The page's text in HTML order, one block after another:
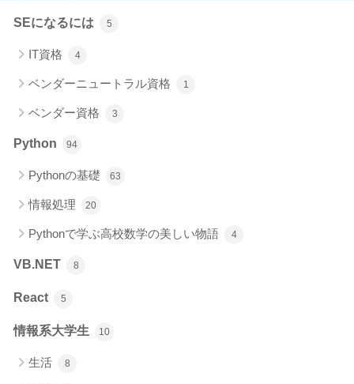
SEになるには 5
IT資格 4
ベンダーニュートラル資格 1
ベンダー資格 3
Python 94
Pythonの基礎 63
情報処理 20
Pythonで学ぶ高校数学の美しい物語 4
VB.NET 8
React 5
情報系大学生 10
生活 8